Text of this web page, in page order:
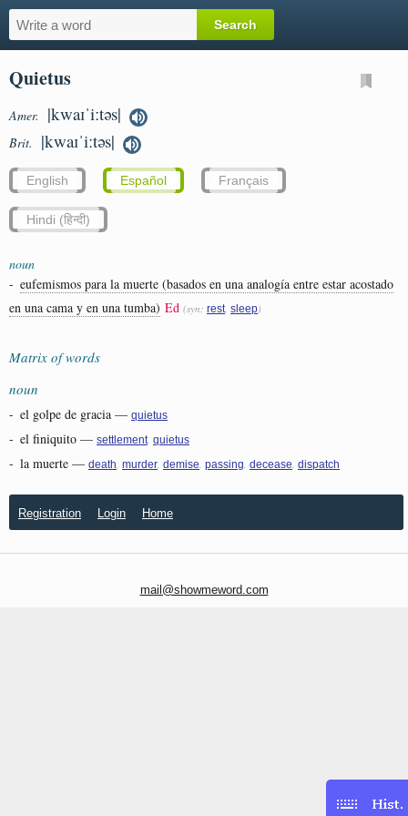
Quietus
Amer. |kwaɪˈiːtəs|
Brit. |kwaɪˈiːtəs|
English Español Français
Hindi (हिन्दी)
noun
- eufemismos para la muerte (basados ​​en una analogía entre estar acostado
en una cama y en una tumba) Ed (syn: rest sleep)
Matrix of words
noun
- el golpe de gracia — quietus
- el finiquito — settlement quietus
- la muerte — death murder demise passing decease dispatch
Registration Login Home
mail@showmeword.com